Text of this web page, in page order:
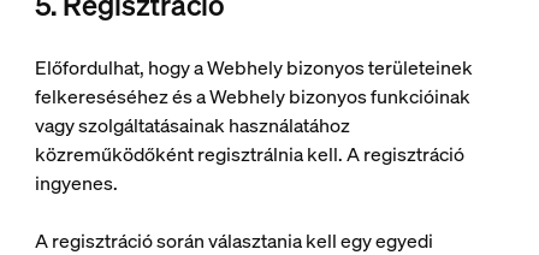
Előfordulhat, hogy a Webhely bizonyos területeinek
felkereséséhez és a Webhely bizonyos funkcióinak
vagy szolgáltatásainak használatához
közreműködőként regisztrálnia kell. A regisztráció
ingyenes.
A regisztráció során választania kell egy egyedi